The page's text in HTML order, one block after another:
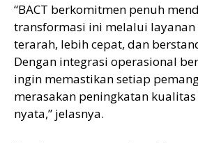
“BACT berkomitmen penuh
transformasi ini melalui layanan
terarah, lebih cepat, dan
Dengan integrasi operasional
ingin memastikan setiap
merasakan peningkatan
nyata,” jelasnya.